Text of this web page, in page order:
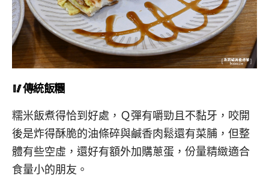
🥢傳統飯糰
糯米飯煮得恰到好處，Ｑ彈有嚼勁且不黏牙，咬開
後是炸得酥脆的油條碎與鹹香肉鬆還有菜脯，但整
體有些空虛，還好有額外加購蔥蛋，份量精緻適合
食量小的朋友。